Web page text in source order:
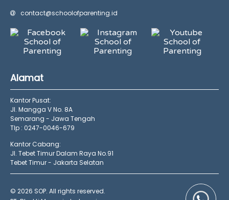
contact@schoolofparenting.id
Alamat
Kantor Pusat:
Jl. Mangga V No. 8A
Semarang - Jawa Tengah
Tlp : 0247-0046-679
Kantor Cabang:
Jl. Tebet Timur Dalam Raya No.91
Tebet Timur - Jakarta Selatan
© 2026 SOP. All rights reserved.